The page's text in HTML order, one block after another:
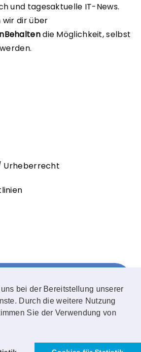
bei der Bereitstellung unserer
Durch die weitere Nutzung
Sie der Verwendung von
und tagesaktuelle IT-News.
dir über
die Möglichkeit, selbst
Urheberrecht